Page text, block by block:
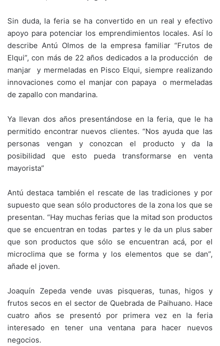
Sin duda, la feria se ha convertido en un real y efectivo
apoyo para potenciar los emprendimientos locales. Así lo
describe Antú Olmos de la empresa familiar “Frutos de
Elqui”, con más de 22 años dedicados a la producción de
manjar y mermeladas en Pisco Elqui, siempre realizando
innovaciones como el manjar con papaya o mermeladas
de zapallo con mandarina.
Ya llevan dos años presentándose en la feria, que le ha
permitido encontrar nuevos clientes. “Nos ayuda que las
personas vengan y conozcan el producto y da la
posibilidad que esto pueda transformarse en venta
mayorista”
Antú destaca también el rescate de las tradiciones y por
supuesto que sean sólo productores de la zona los que se
presentan. “Hay muchas ferias que la mitad son productos
que se encuentran en todas partes y le da un plus saber
que son productos que sólo se encuentran acá, por el
microclima que se forma y los elementos que se dan”,
añade el joven.
Joaquín Zepeda vende uvas pisqueras, tunas, higos y
frutos secos en el sector de Quebrada de Paihuano. Hace
cuatro años se presentó por primera vez en la feria
interesado en tener una ventana para hacer nuevos
negocios.